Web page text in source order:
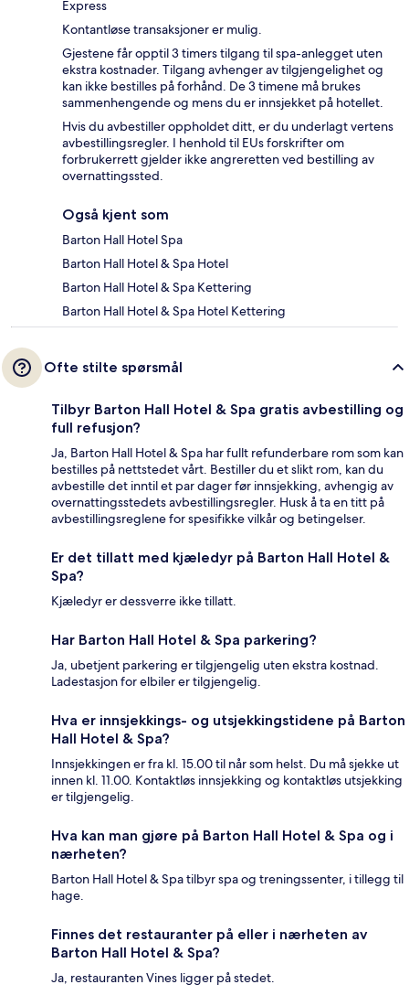
Express
Kontantløse transaksjoner er mulig.
Gjestene får opptil 3 timers tilgang til spa-anlegget uten
ekstra kostnader. Tilgang avhenger av tilgjengelighet og
kan ikke bestilles på forhånd. De 3 timene må brukes
sammenhengende og mens du er innsjekket på hotellet.
Hvis du avbestiller oppholdet ditt, er du underlagt vertens
avbestillingsregler. I henhold til EUs forskrifter om
forbrukerrett gjelder ikke angreretten ved bestilling av
overnattingssted.
Også kjent som
Barton Hall Hotel Spa
Barton Hall Hotel & Spa Hotel
Barton Hall Hotel & Spa Kettering
Barton Hall Hotel & Spa Hotel Kettering
Ofte stilte spørsmål
Tilbyr Barton Hall Hotel & Spa gratis avbestilling og
full refusjon?
Ja, Barton Hall Hotel & Spa har fullt refunderbare rom som kan
bestilles på nettstedet vårt. Bestiller du et slikt rom, kan du
avbestille det inntil et par dager før innsjekking, avhengig av
overnattingsstedets avbestillingsregler. Husk å ta en titt på
avbestillingsreglene for spesifikke vilkår og betingelser.
Er det tillatt med kjæledyr på Barton Hall Hotel &
Spa?
Kjæledyr er dessverre ikke tillatt.
Har Barton Hall Hotel & Spa parkering?
Ja, ubetjent parkering er tilgjengelig uten ekstra kostnad.
Ladestasjon for elbiler er tilgjengelig.
Hva er innsjekkings- og utsjekkingstidene på Barton
Hall Hotel & Spa?
Innsjekkingen er fra kl. 15.00 til når som helst. Du må sjekke ut
innen kl. 11.00. Kontaktløs innsjekking og kontaktløs utsjekking
er tilgjengelig.
Hva kan man gjøre på Barton Hall Hotel & Spa og i
nærheten?
Barton Hall Hotel & Spa tilbyr spa og treningssenter, i tillegg til
hage.
Finnes det restauranter på eller i nærheten av
Barton Hall Hotel & Spa?
Ja, restauranten Vines ligger på stedet.